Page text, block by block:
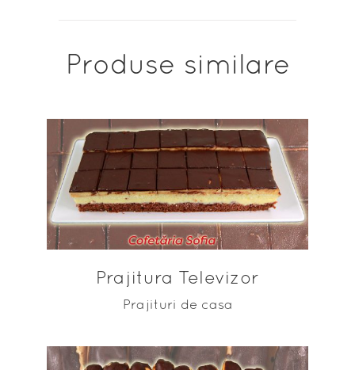
Produse similare
ADAUGĂ ÎN COȘ
Prajitura Televizor
Prajituri de casa